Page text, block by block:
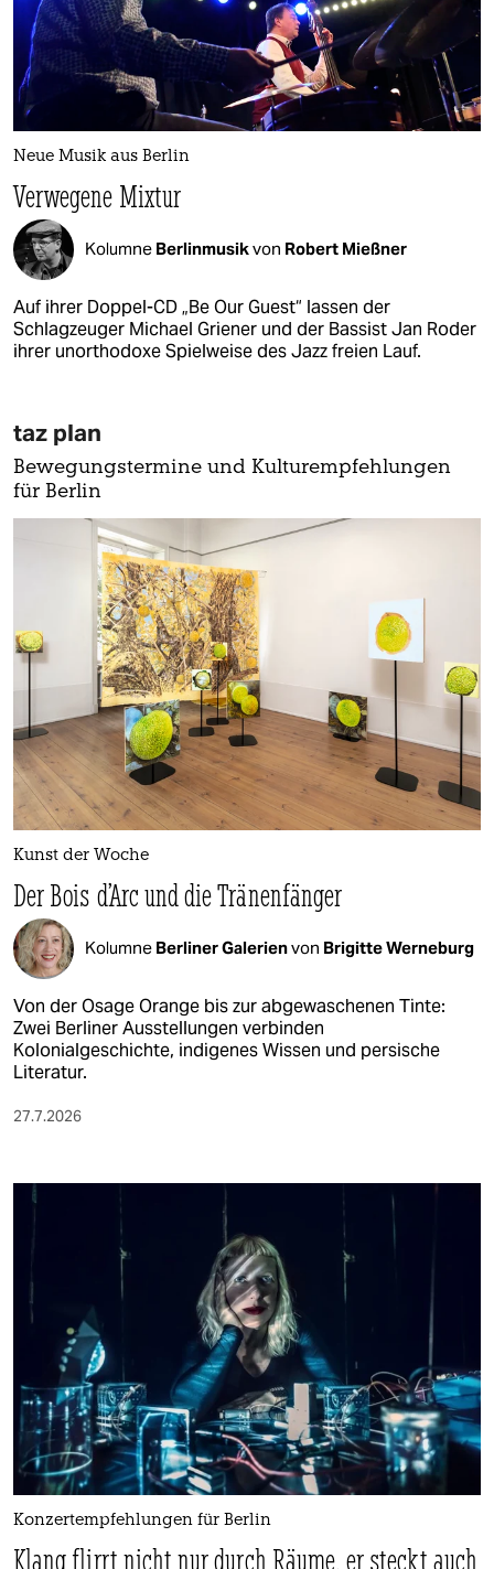
Neue Musik aus Berlin
Verwegene Mixtur
Kolumne Berlinmusikvon Robert Mießner
Auf ihrer Doppel-CD „Be Our Guest“ lassen der
Schlagzeuger Michael Griener und der Bassist Jan Roder
ihrer unorthodoxe Spielweise des Jazz freien Lauf.
taz plan
Bewegungstermine und Kulturempfehlungen
für Berlin
Kunst der Woche
Der Bois d’Arc und die Tränenfänger
Kolumne Berliner Galerienvon Brigitte Werneburg
Von der Osage Orange bis zur abgewaschenen Tinte:
Zwei Berliner Ausstellungen verbinden
Kolonialgeschichte, indigenes Wissen und persische
Literatur.
27.7.2026
Konzertempfehlungen für Berlin
Klang flirrt nicht nur durch Räume, er steckt auch